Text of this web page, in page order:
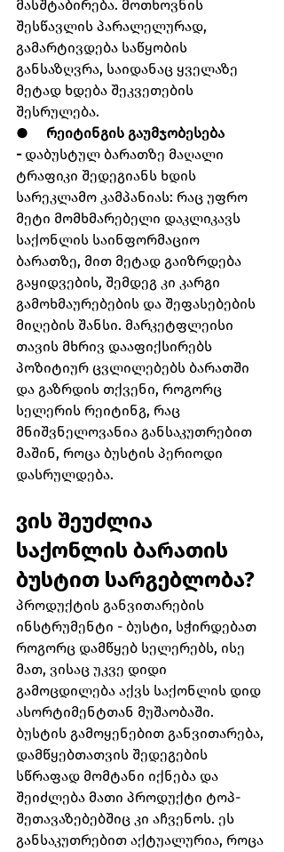
მასშტაბირება. მოთხოვნის
შესწავლის პარალელურად,
გამარტივდება საწყობის
განსაზღვრა, საიდანაც ყველაზე
მეტად ხდება შეკვეთების
შესრულება.
● რეიტინგის გაუმჯობესება
- დაბუსტულ ბარათზე მაღალი
ტრაფიკი შედეგიანს ხდის
სარეკლამო კამპანიას: რაც უფრო
მეტი მომხმარებელი დაკლიკავს
საქონლის საინფორმაციო
ბარათზე, მით მეტად გაიზრდება
გაყიდვების, შემდეგ კი კარგი
გამოხმაურებების და შეფასებების
მიღების შანსი. მარკეტფლეისი
თავის მხრივ დააფიქსირებს
პოზიტიურ ცვლილებებს ბარათში
და გაზრდის თქვენი, როგორც
სელერის რეიტინგ, რაც
მნიშვნელოვანია განსაკუთრებით
მაშინ, როცა ბუსტის პერიოდი
დასრულდება.
ვის შეუძლია
საქონლის ბარათის
ბუსტით სარგებლობა?
პროდუქტის განვითარების
ინსტრუმენტი - ბუსტი, სჭირდებათ
როგორც დამწყებ სელერებს, ისე
მათ, ვისაც უკვე დიდი
გამოცდილება აქვს საქონლის დიდ
ასორტიმენტთან მუშაობაში.
ბუსტის გამოყენებით განვითარება,
დამწყებთათვის შედეგების
სწრაფად მომტანი იქნება და
შეიძლება მათი პროდუქტი ტოპ-
შეთავაზებებშიც კი აჩვენოს. ეს
განსაკუთრებით აქტუალურია, როცა